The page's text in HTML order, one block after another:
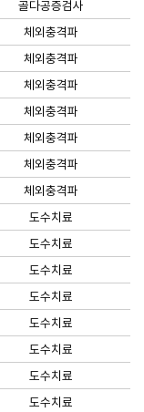
골다공증검사
체외충격파
체외충격파
체외충격파
체외충격파
체외충격파
체외충격파
체외충격파
도수치료
도수치료
도수치료
도수치료
도수치료
도수치료
도수치료
도수치료